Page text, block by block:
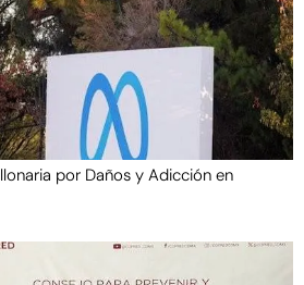
por Daños y Adicción en